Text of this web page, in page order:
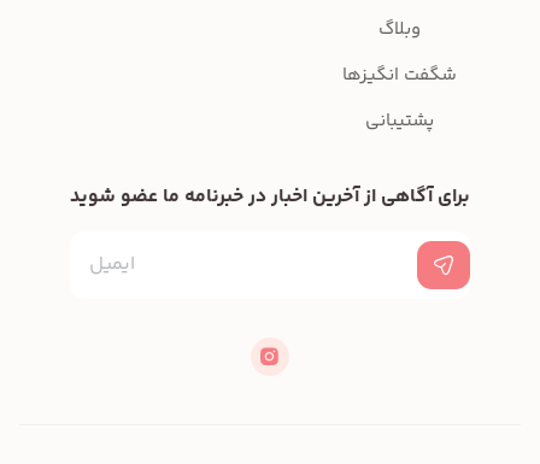
وبلاگ
شگفت انگیزها
پشتیبانی
برای آگاهی از آخرین اخبار در خبرنامه ما عضو شوید